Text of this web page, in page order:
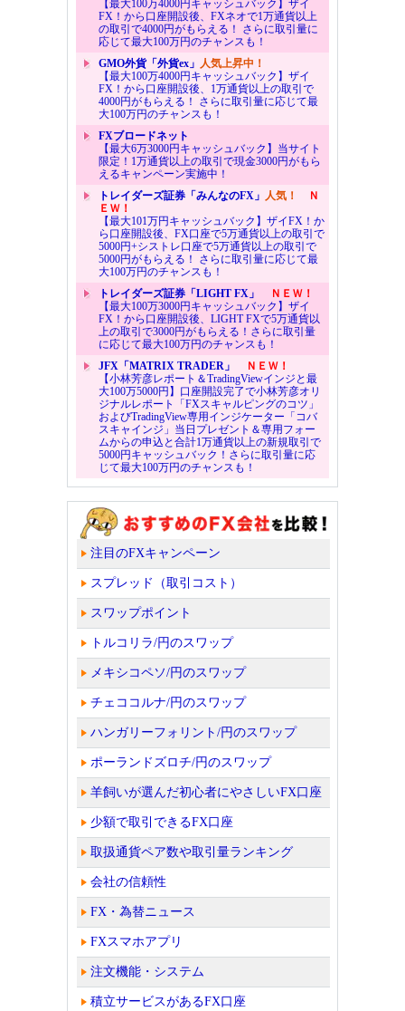
【最大100万4000円キャッシュバック】ザイ
FX！から口座開設後、FXネオで1万通貨以上
の取引で4000円がもらえる！ さらに取引量に
応じて最大100万円のチャンスも！
GMO外貨「外貨ex」 人気上昇中！
【最大100万4000円キャッシュバック】ザイ
FX！から口座開設後、1万通貨以上の取引で
4000円がもらえる！ さらに取引量に応じて最
大100万円のチャンスも！
FXブロードネット
【最大6万3000円キャッシュバック】当サイト
限定！1万通貨以上の取引で現金3000円がもら
えるキャンペーン実施中！
トレイダーズ証券「みんなのFX」 人気！
Ｎ
ＥＷ！
【最大101万円キャッシュバック】ザイFX！か
ら口座開設後、FX口座で5万通貨以上の取引で
5000円+シストレ口座で5万通貨以上の取引で
5000円がもらえる！ さらに取引量に応じて最
大100万円のチャンスも！
トレイダーズ証券「LIGHT FX」
ＮＥＷ！
【最大100万3000円キャッシュバック】ザイ
FX！から口座開設後、LIGHT FXで5万通貨以
上の取引で3000円がもらえる！さらに取引量
に応じて最大100万円のチャンスも！
JFX「MATRIX TRADER」
ＮＥＷ！
【小林芳彦レポート＆TradingViewインジと最
大100万5000円】口座開設完了で小林芳彦オリ
ジナルレポート「FXスキャルピングのコツ」
およびTradingView専用インジケーター「コバ
スキャインジ」当日プレゼント＆専用フォー
ムからの申込と合計1万通貨以上の新規取引で
5000円キャッシュバック！さらに取引量に応
じて最大100万円のチャンスも！
注目のFXキャンペーン
スプレッド（取引コスト）
スワップポイント
トルコリラ/円のスワップ
メキシコペソ/円のスワップ
チェココルナ/円のスワップ
ハンガリーフォリント/円のスワップ
ポーランドズロチ/円のスワップ
羊飼いが選んだ初心者にやさしいFX口座
少額で取引できるFX口座
取扱通貨ペア数や取引量ランキング
会社の信頼性
FX・為替ニュース
FXスマホアプリ
注文機能・システム
積立サービスがあるFX口座